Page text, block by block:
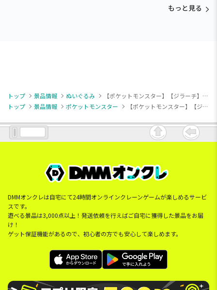
もっと見る
トップ 景品情報 ぬいぐるみ
【ポケットモンスター】【ジラーチ】ポケットモンスター めちゃもふぐっとぬいぐるみ～ジラーチ～にっこりver.
トップ
景品情報 ポケットモンスター 【ポケットモンスター】【ジラーチ】ポケットモンスター めちゃもふぐっとぬいぐるみ～ジラーチ～にっこりver.
DMMオンクレは自宅にて24時間オンラインクレーンゲームが楽しめるサービ
スです。
遊べる景品は3,000点以上！発送依頼を行えばご自宅に獲得した景品をお届
け！
ゲット保証機能があるので、初心者の方でも安心して楽しめます。